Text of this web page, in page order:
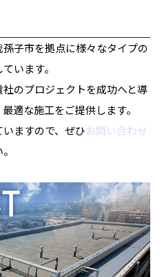
子市を拠点に様々なタイプの
います。
のプロジェクトを成功へと導
適な施工をご提供します。
ますので、ぜひお問い合わせ